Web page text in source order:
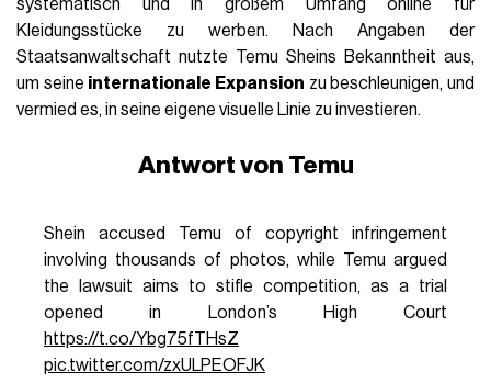
systematisch und in großem Umfang online für
Kleidungsstücke zu werben. Nach Angaben der
Staatsanwaltschaft nutzte Temu Sheins Bekanntheit aus,
um seine internationale Expansion zu beschleunigen, und
vermied es, in seine eigene visuelle Linie zu investieren.
Antwort von Temu
Shein accused Temu of copyright infringement
involving thousands of photos, while Temu argued
the lawsuit aims to stifle competition, as a trial
opened in London’s High Court
https://t.co/Ybg75fTHsZ
pic.twitter.com/zxULPEOFJK